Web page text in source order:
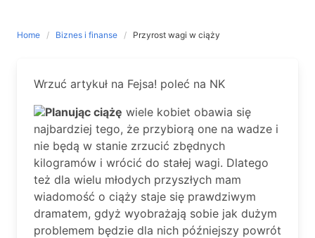
Home Biznes i finanse Przyrost wagi w ciąży
Wrzuć artykuł na Fejsa! poleć na NK
Planując ciążę wiele kobiet obawia się
najbardziej tego, że przybiorą one na wadze i
nie będą w stanie zrzucić zbędnych
kilogramów i wrócić do stałej wagi. Dlatego
też dla wielu młodych przyszłych mam
wiadomość o ciąży staje się prawdziwym
dramatem, gdyż wyobrażają sobie jak dużym
problemem będzie dla nich późniejszy powrót